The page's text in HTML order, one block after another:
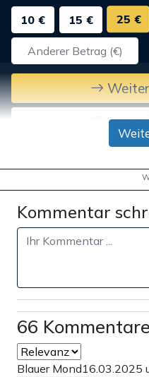
10 €
15 € 25 €
Bank-
Kommentar
66 Kommentare
Blauer Mond16.03.2025